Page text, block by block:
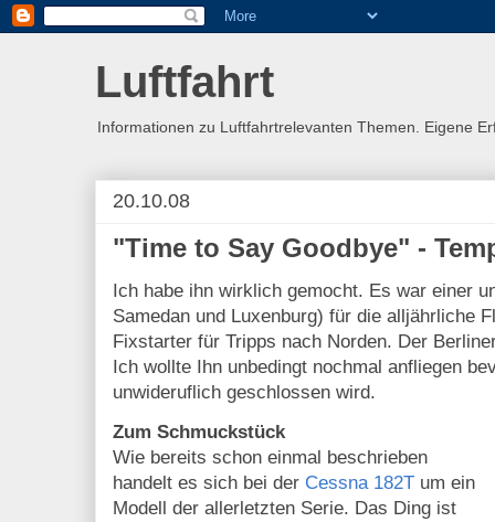
Luftfahrt
Informationen zu Luftfahrtrelevanten Themen. Eigene
20.10.08
"Time to Say Goodbye" -
Ich habe ihn wirklich gemocht. Es war einer
Samedan und Luxenburg) für die alljährliche
Fixstarter für Tripps nach Norden. Der
Ich wollte Ihn unbedingt nochmal anfliegen
unwideruflich geschlossen wird.
Zum Schmuckstück
Wie bereits schon einmal beschrieben
handelt es sich bei der Cessna 182T um ein
Modell der allerletzten Serie. Das Ding ist